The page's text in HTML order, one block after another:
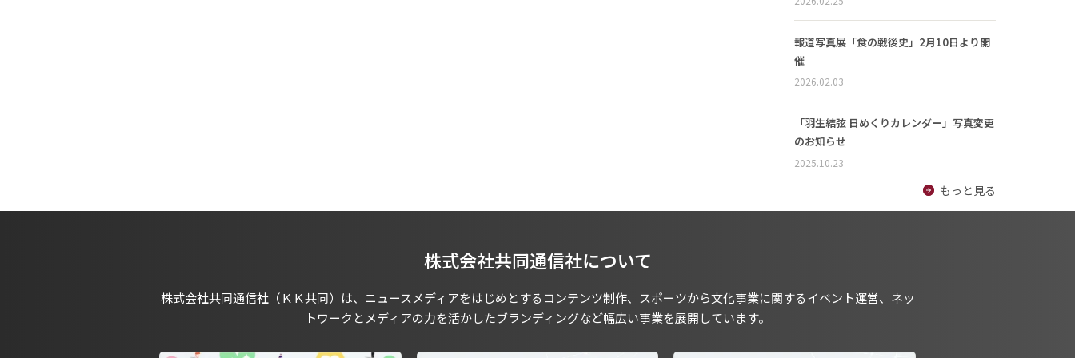
報道写真展「食の戦後史」2月10日より開
催
2026.02.03
「羽生結弦 日めくりカレンダー」写真変更
のお知らせ
2025.10.23
もっと見る
株式会社共同通信社について
株式会社共同通信社（ＫＫ共同）は、ニュースメディアをはじめとするコンテンツ制作、スポーツから文化事業に関するイベント運営、ネッ
トワークとメディアの力を活かしたブランディングなど幅広い事業を展開しています。